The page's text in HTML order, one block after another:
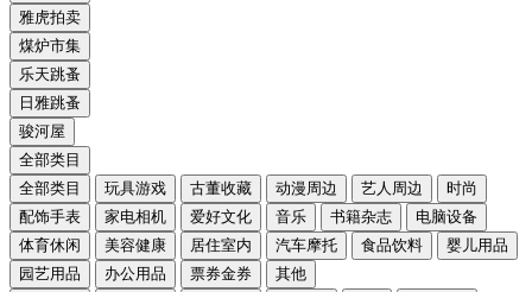
雅虎拍卖
煤炉市集
乐天跳蚤
日雅跳蚤
骏河屋
全部类目
全部类目
玩具游戏 古董收藏 动漫周边 艺人周边
时尚
配饰手表
家电相机 爱好文化 音乐 书籍杂志
电脑设备
体育休闲
美容健康 居住室内 汽车摩托 食品饮料
婴儿用品
园艺用品
办公用品 票券金券
其他